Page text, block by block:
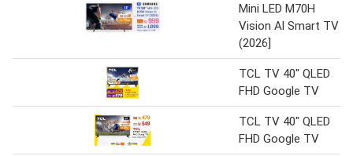
Mini LED M70H
Vision Al Smart TV
(2026]
TCL TV 40" QLED
FHD Google TV
TCL TV 40" QLED
FHD Google TV